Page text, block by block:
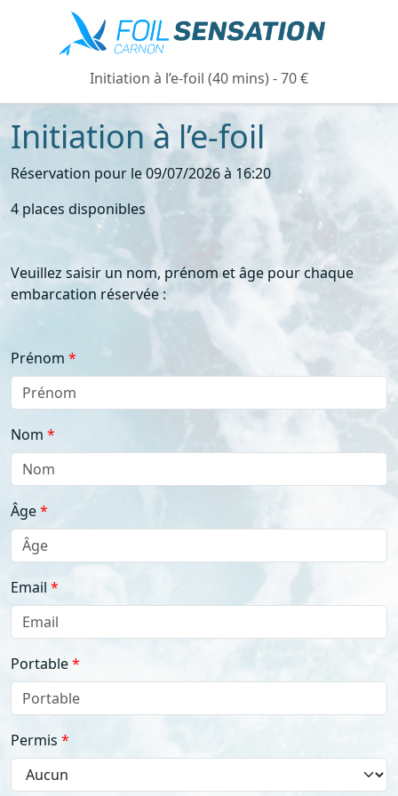
Initiation à l’e-foil (40 mins) - 70 €
Initiation à l’e-foil
Réservation pour le 09/07/2026 à 16:20
4 places disponibles
Veuillez saisir un nom, prénom et âge pour chaque
embarcation réservée :
Prénom
Nom
Âge
Email
Portable
Permis